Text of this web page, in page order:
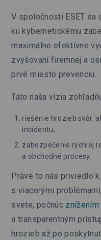
V spoločnosti ESET sa
ku kybernetickému
maximálne efektívne
zvyšovaní firemnej a
prvé miesto prevenciu.
Táto naša vízia
riešenie hrozieb skôr,
incidentu,
zabezpečenie rýchlej
a obchodné procesy.
Práve to nás priviedlo
s viacerými
svete, počnúc
a transparentným
hrozieb až po